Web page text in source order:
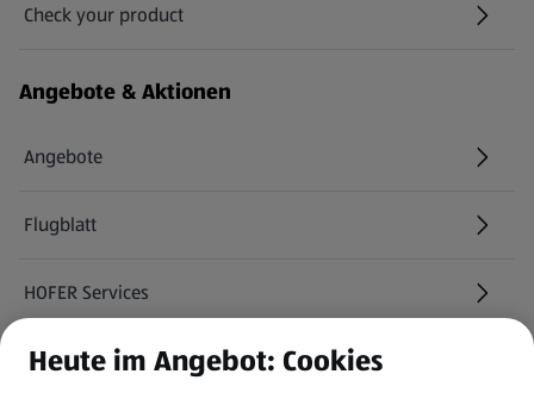
Check your product
(öffnet in einem neuen Tab)
Angebote & Aktionen
Angebote
Flugblatt
HOFER Services
Newsletter
Heute im Angebot: Cookies